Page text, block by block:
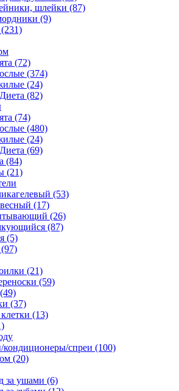
шлейки (87)
(9)
(231)
(72)
(374)
(24)
(82)
(74)
(480)
(24)
(69)
(84)
(21)
(53)
(17)
(26)
(87)
(5)
(97)
(21)
(59)
(49)
(37)
(13)
спреи (100)
(20)
за ушами (6)